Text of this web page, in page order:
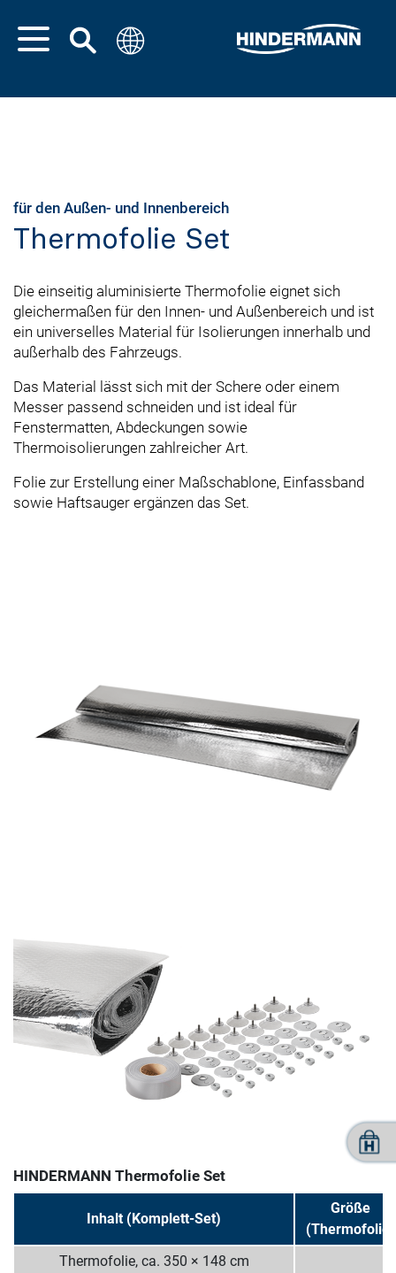
für den Außen- und Innenbereich
Thermofolie Set
Die einseitig aluminisierte Thermofolie eignet sich
gleichermaßen für den Innen- und Außenbereich und ist
ein universelles Material für Isolierungen innerhalb und
außerhalb des Fahrzeugs.
Das Material lässt sich mit der Schere oder einem
Messer passend schneiden und ist ideal für
Fenstermatten, Abdeckungen sowie
Thermoisolierungen zahlreicher Art.
Folie zur Erstellung einer Maßschablone, Einfassband
sowie Haftsauger ergänzen das Set.
HINDERMANN Thermofolie Set
Inhalt (Komplett-Set)
Größe
(Thermofolie)
Thermofolie, ca. 350 × 148 cm